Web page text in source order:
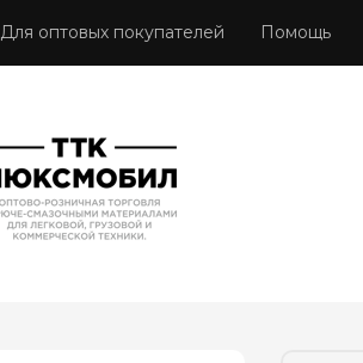
Для оптовых покупателей Помощь